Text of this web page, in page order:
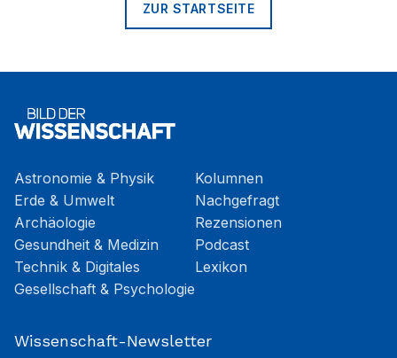
ZUR STARTSEITE
Astronomie & Physik
Erde & Umwelt
Archäologie
Gesundheit & Medizin
Technik & Digitales
Gesellschaft & Psychologie
Kolumnen
Nachgefragt
Rezensionen
Podcast
Lexikon
Wissenschaft-Newsletter